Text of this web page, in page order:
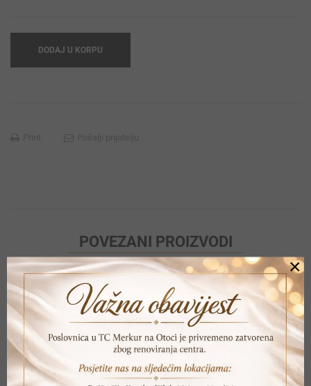
DODAJ U KORPU
POVEZANI PROIZVODI
×